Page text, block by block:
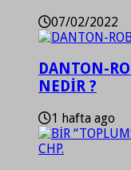
07/02/2022
DANTON-
NEDİR ?
1 hafta ago